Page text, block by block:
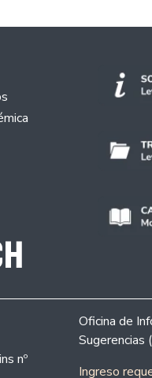
nº
Oficina de
Sugerencias
Ingreso